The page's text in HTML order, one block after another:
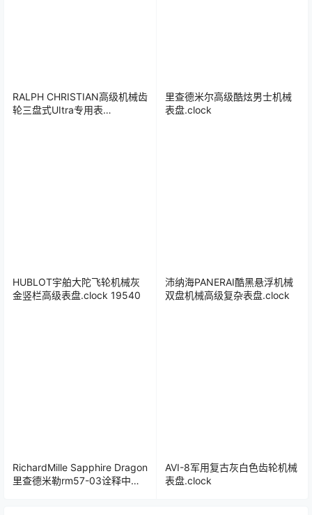
RALPH CHRISTIAN高级机械齿
轮三盘式UItra专用表
里查德米尔高级酷炫男士机械
表盘.clock
HUBLOT宇舶大陀飞轮机械灰
金竖栏高级表盘.clock 19540
沛纳海PANERAI酷黑悬浮机械
双盘机械高级复杂表盘.clock
RichardMille Sapphire Dragon
里查德米勒rm57-03诠释中国
AVI-8军用复古灰白色齿轮机械
表盘.clock